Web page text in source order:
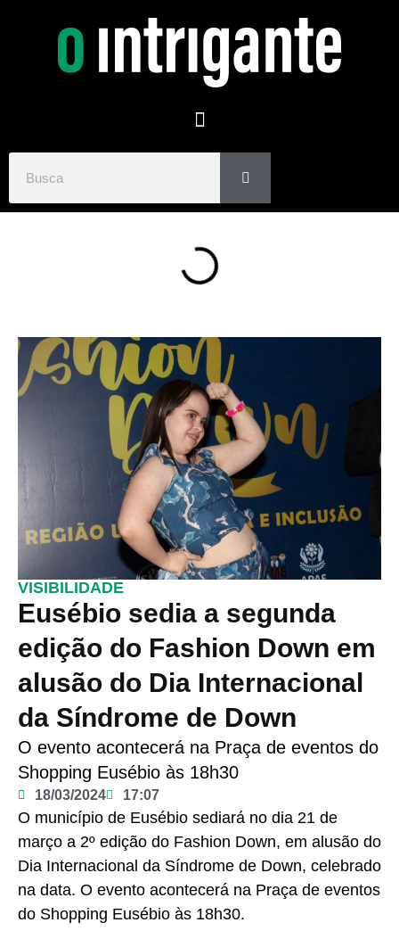
VISIBILIDADE
Eusébio sedia a segunda
edição do Fashion Down em
alusão do Dia Internacional
da Síndrome de Down
O evento acontecerá na Praça de eventos do
Shopping Eusébio às 18h30
18/03/2024 17:07
O município de Eusébio sediará no dia 21 de
março a 2º edição do Fashion Down, em alusão do
Dia Internacional da Síndrome de Down, celebrado
na data. O evento acontecerá na Praça de eventos
do Shopping Eusébio às 18h30.